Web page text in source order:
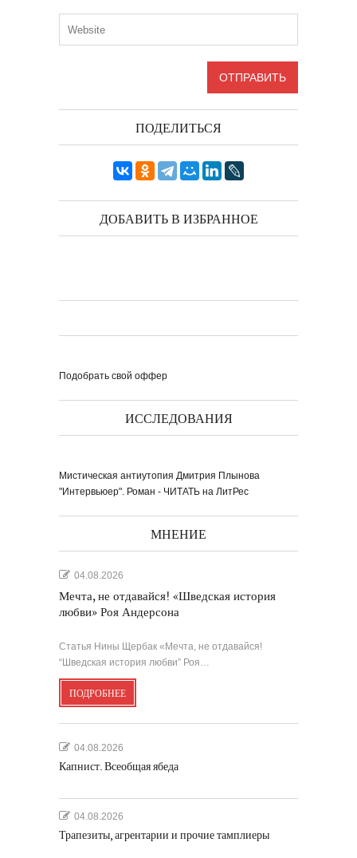
ПОДЕЛИТЬСЯ
ДОБАВИТЬ В ИЗБРАННОЕ
Подобрать свой оффер
ИССЛЕДОВАНИЯ
Мистическая антиутопия Дмитрия Плынова
"Интервьюер". Роман - ЧИТАТЬ на ЛитРес
МНЕНИЕ
04.08.2026
Мечта, не отдавайся! «Шведская история
любви» Роя Андерсона
Статья Нины Щербак «Мечта, не отдавайся!
“Шведская история любви” Роя…
ПОДРОБНЕЕ
04.08.2026
Капнист. Всеобщая ябеда
04.08.2026
Трапезиты, агрентарии и прочие тамплиеры